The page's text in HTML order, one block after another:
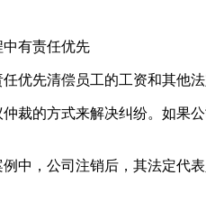
有责任优先
优先清偿员工的工资和其他法
裁的方式来解决纠纷。如果公
中，公司注销后，其法定代